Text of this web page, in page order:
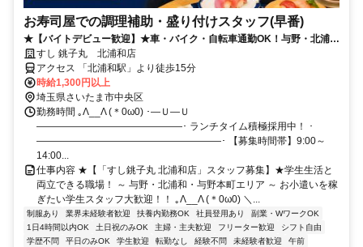
お寿司屋での調理補助・盛り付けスタッフ(早番)
★【バイトデビュー歓迎】★車・バイク・自転車通勤OK！与野・北浦和
エリアの学生さん活躍中♪週2日・1日4時間～◎お寿司が半額になる嬉し
い社割もアリ！！！就活でも役立つ接客スキルが身につく♪面倒な履歴書
は準備不要です◎
すし 銚子丸 北浦和店
アクセス 「北浦和駅」より徒歩15分
時給1,300円以上
埼玉県さいたま市中央区
勤務時間 ｡Λ__Λ (＊0ω0) ･―Ｕ―Ｕ
―――――――――――――――･ ランチタイム積極採用中！ ･
―――――――――――――――――――･ 【募集時間帯】9:00～
14:00...
仕事内容 ★【「すし銚子丸 北浦和店」スタッフ募集】★学生生活と
両立できる職場！ ～ 与野・北浦和・与野本町エリア ～ お小遣いを稼
ぎたい学生スタッフ大歓迎！！ ｡Λ__Λ (＊0ω0) ＼...
制服あり 業界未経験者歓迎 扶養内勤務OK 社員登用あり
副業・WワークOK
1日4時間以内OK
土日祝のみOK 主婦・主夫歓迎 フリーター歓迎
シフト自由
学歴不問
平日のみOK 学生歓迎 転勤なし 経験不問 未経験者歓迎
午前